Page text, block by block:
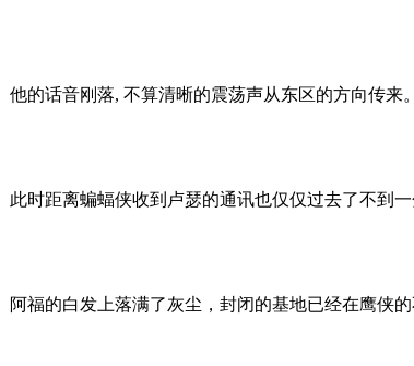
他的话音刚落, 不算清晰的震荡声从东区的方向传来。
此时距离蝙蝠侠收到卢瑟的通讯也仅仅过去了不到
阿福的白发上落满了灰尘，封闭的基地已经在鹰侠的